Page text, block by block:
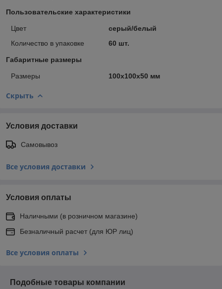
Пользовательские характеристики
Цвет
серый/белый
Количество в упаковке
60 шт.
Габаритные размеры
Размеры 100х100х50 мм
Скрыть
Условия доставки
Самовывоз
Все условия доставки
Условия оплаты
Наличными (в розничном магазине)
Безналичный расчет (для ЮР лиц)
Все условия оплаты
Подобные товары компании